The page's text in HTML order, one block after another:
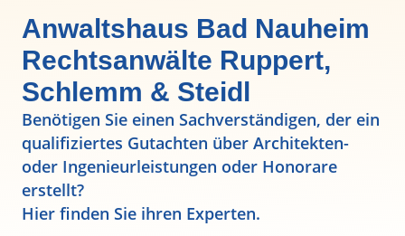
Anwaltshaus Bad Nauheim
Rechtsanwälte Ruppert,
Schlemm & Steidl
Benötigen Sie einen Sachverständigen, der ein
qualifiziertes Gutachten über Architekten-
oder Ingenieurleistungen oder Honorare
erstellt?
Hier finden Sie ihren Experten.